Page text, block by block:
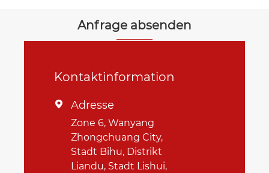
Anfrage absenden
Kontaktinformation
 Adresse
Zone 6, Wanyang
Zhongchuang City,
Stadt Bihu, Distrikt
Liandu, Stadt Lishui,